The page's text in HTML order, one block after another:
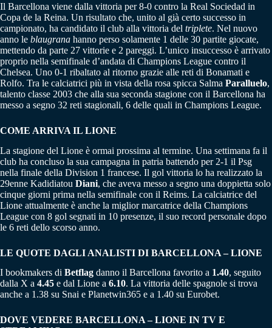
Il Barcellona viene dalla vittoria per 8-0 contro la Real Sociedad in
Copa de la Reina. Un risultato che, unito al già certo successo in
campionato, ha candidato il club alla vittoria del triplete. Nel nuovo
anno le blaugrana hanno perso solamente 1 delle 30 partite giocate,
mettendo da parte 27 vittorie e 2 pareggi. L’unico insuccesso è arrivato
proprio nella semifinale d’andata di Champions League contro il
Chelsea. Uno 0-1 ribaltato al ritorno grazie alle reti di Bonamati e
Rolfo. Tra le calciatrici più in vista della rosa spicca Salma Paralluelo,
talento classe 2003 che alla sua seconda stagione con il Barcellona ha
messo a segno 32 reti stagionali, 6 delle quali in Champions League.
COME ARRIVA IL LIONE
La stagione del Lione è ormai prossima al termine. Una settimana fa il
club ha concluso la sua campagna in patria battendo per 2-1 il Psg
nella finale della Division 1 francese. Il gol vittoria lo ha realizzato la
29enne Kadidiatou Diani, che aveva messo a segno una doppietta solo
cinque giorni prima nella semifinale con il Reims. La calciatrice del
Lione attualmente è anche la miglior marcatrice della Champions
League con 8 gol segnati in 10 presenze, il suo record personale dopo
le 6 reti dello scorso anno.
LE QUOTE DAGLI ANALISTI DI BARCELLONA – LIONE
I bookmakers di Betflag danno il Barcellona favorito a 1.40, seguito
dalla X a 4.45 e dal Lione a 6.10. La vittoria delle spagnole si trova
anche a 1.38 su Snai e Planetwin365 e a 1.40 su Eurobet.
DOVE VEDERE BARCELLONA – LIONE IN TV E